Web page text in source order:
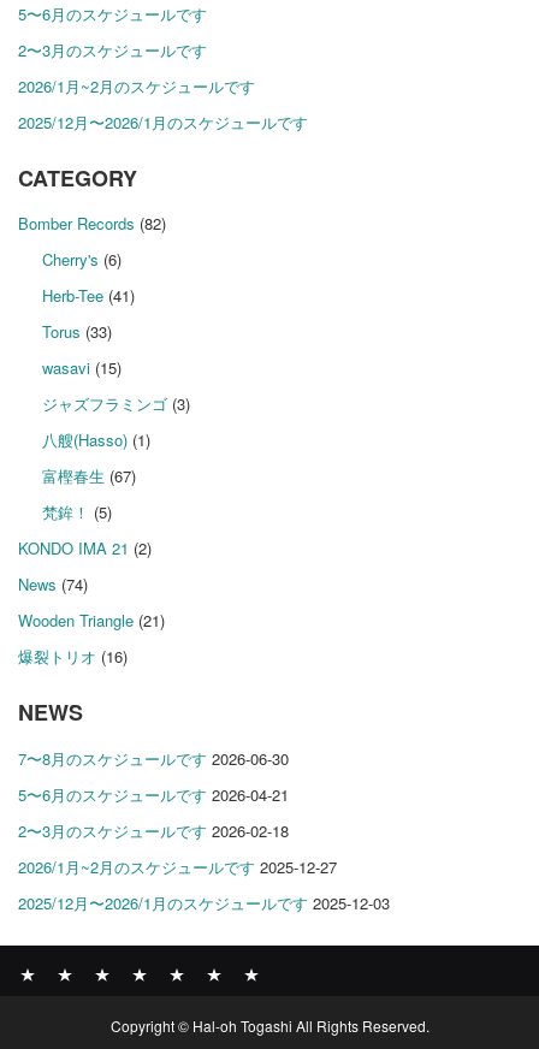
5〜6月のスケジュールです
2〜3月のスケジュールです
2026/1月~2月のスケジュールです
2025/12月〜2026/1月のスケジュールです
CATEGORY
Bomber Records (82)
Cherry's (6)
Herb-Tee(41)
Torus (33)
wasavi(15)
ジャズフラミンゴ(3)
八艘(Hasso)(1)
富樫春生 (67)
梵鉾！ (5)
KONDO IMA 21 (2)
News (74)
Wooden Triangle (21)
爆裂トリオ (16)
NEWS
7〜8月のスケジュールです 2026-06-30
5〜6月のスケジュールです 2026-04-21
2〜3月のスケジュールです 2026-02-18
2026/1月~2月のスケジュールです 2025-12-27
2025/12月〜2026/1月のスケジュールです 2025-12-03
RECORDS
PROFILE
Copyright © Hal-oh Togashi All Rights Reserved.